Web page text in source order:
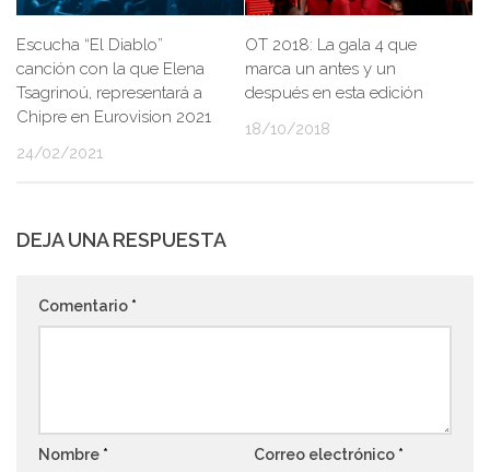
Escucha “El Diablo”
canción con la que Elena
Tsagrinoú, representará a
Chipre en Eurovision 2021
24/02/2021
OT 2018: La gala 4 que
marca un antes y un
después en esta edición
18/10/2018
DEJA UNA RESPUESTA
Comentario *
Nombre * Correo electrónico *